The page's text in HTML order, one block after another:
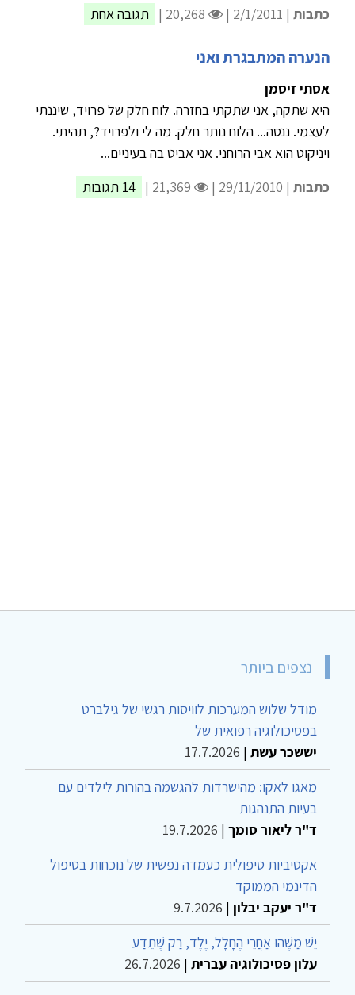
כתבות | 2/1/2011 | תגובה אחת
הנערה המתבגרת ואני
אסתי זיסמן
היא שתקה, אני שתקתי בחזרה. לוח חלק של פרויד, שיננתי
לעצמי. ננסה... הלוח נותר חלק. מה לי ולפרויד?, תהיתי.
ויניקוט הוא אבי הרוחני. אני אביט בה בעיניים...
כתבות | 29/11/2010 | 14 תגובות
נצפים ביותר
מודל שלוש המערכות לוויסות רגשי של גילברט
בפסיכולוגיה רפואית של
יששכר עשת |
17.7.2026
מאגו לאקו: מהישרדות להגשמה בהורות לילדים עם
בעיות התנהגות
ד"ר ליאור סומך |
19.7.2026
אקטיביות טיפולית כעמדה נפשית של נוכחות בטיפול
הדינמי הממוקד
ד"ר יעקב יבלון |
9.7.2026
יֵשׁ מַשֶּׁהוּ אַחֲרֵי הֶחָלָל, יֶלֶד, רַק שֶׁתֵּדַע
עלון פסיכולוגיה עברית |
26.7.2026